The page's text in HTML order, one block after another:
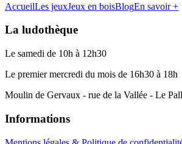
AccueilLes jeuxJeux en boisBlogEn savoir +
La ludothèque
Le samedi de 10h à 12h30
Le premier mercredi du mois de 16h30 à 18h
Moulin de Gervaux - rue de la Vallée - Le
Informations